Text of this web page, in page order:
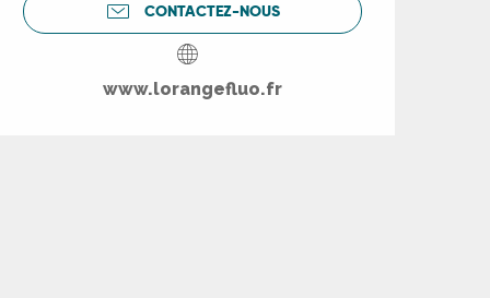
CONTACTEZ-NOUS
www.lorangefluo.fr